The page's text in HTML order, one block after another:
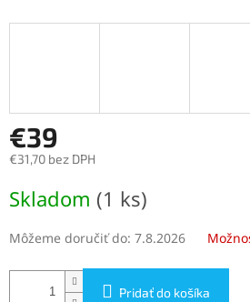
€39
€31,70 bez DPH
cena:
Skladom (1 ks)
Môžeme doručiť do: 7.8.2026
Pridať do košíka